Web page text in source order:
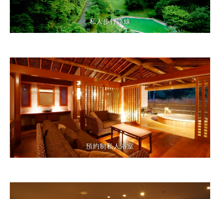
預約制私人浴室
私人步行路線